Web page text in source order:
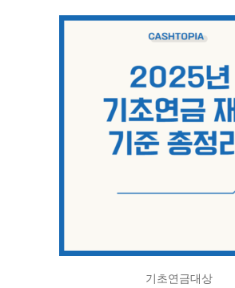
기초연금대상